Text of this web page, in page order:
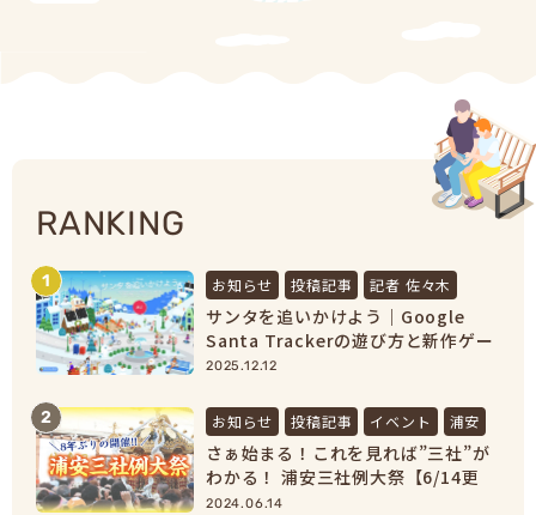
RANKING
1 お知らせ 投稿記事 記者 佐々木
サンタを追いかけよう｜Google
Santa Trackerの遊び方と新作ゲー
ムまとめ【2025最新】
2025.12.12
2 お知らせ 投稿記事 イベント 浦安
さぁ始まる！これを見れば”三社”が
わかる！ 浦安三社例大祭【6/14更
新】
2024.06.14